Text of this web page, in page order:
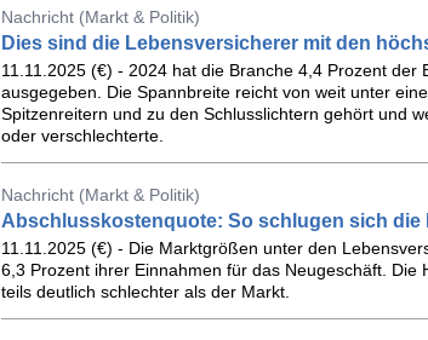
Nachricht (Markt & Politik)
Dies sind die Lebensversicherer mit den
11.11.2025 (€) - 2024 hat die Branche 4,4 Prozent der
ausgegeben. Die Spannbreite reicht von weit unter
Spitzenreitern und zu den Schlusslichtern gehört und
oder verschlechterte.
Nachricht (Markt & Politik)
Abschlusskostenquote: So schlugen sich die
11.11.2025 (€) - Die Marktgrößen unter den
6,3 Prozent ihrer Einnahmen für das Neugeschäft. Die
teils deutlich schlechter als der Markt.